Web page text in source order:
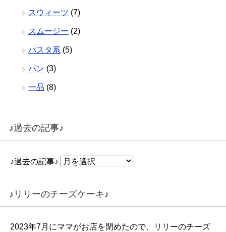
スウィーツ (7)
スムージー (2)
パスタ系 (5)
パン (3)
一品 (8)
♪過去の記事♪
♪過去の記事♪
♪リリーのチーズケーキ♪
2023年7月にママがお店を閉めたので、リリーのチーズ